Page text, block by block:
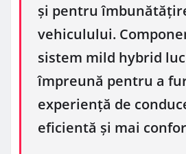
și pentru
vehiculului.
sistem mild hybrid
împreună pentru a
experiență de
eficientă și mai